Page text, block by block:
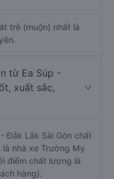
trễ (muộn) nhất là
từ Ea Súp -
xuất sắc,
Đắk Lắk Sài Gòn chất
nhà xe Trường My
điểm chất lượng là
hàng).